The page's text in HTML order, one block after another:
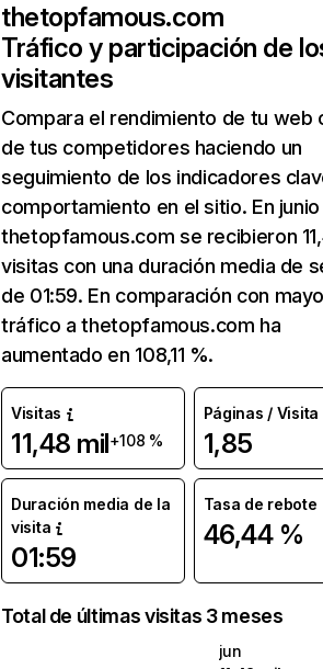
thetopfamous.com
Tráfico y participación de
visitantes
Compara el rendimiento de tu web
de tus competidores haciendo un
seguimiento de los indicadores
comportamiento en el sitio. En junio
thetopfamous.com se recibieron
visitas con una duración media de
de 01:59. En comparación con
tráfico a thetopfamous.com ha
aumentado en 108,11 %.
Visitas
11,48 mil+108 %
Páginas / Visita
1,85
Duración media de la
visita
01:59
Tasa de rebote
46,44 %
Total de últimas visitas 3 meses
jun